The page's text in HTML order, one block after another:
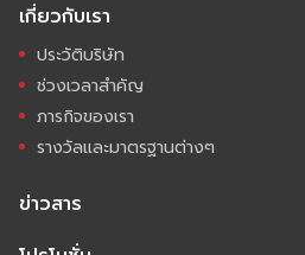
เกี่ยวกับเรา
ประวัติบริษัท
ช่วงเวลาสำคัญ
ภารกิจของเรา
รางวัลและมาตรฐานต่างๆ
ข่าวสาร